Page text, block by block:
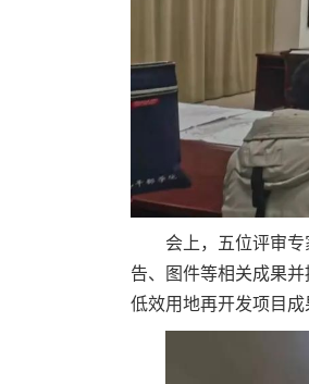
会上，五位评审
告、图件等相关成果
低效用地再开发项目